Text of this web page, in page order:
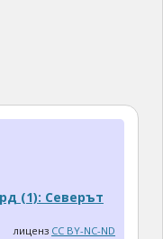
(1): Северът
лиценз CC BY-NC-ND